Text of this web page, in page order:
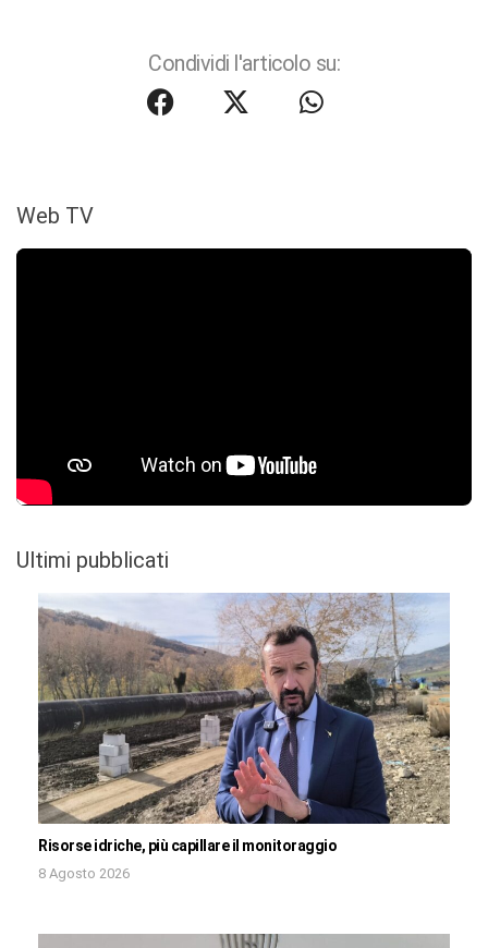
Condividi l'articolo su:
Web TV
Ultimi pubblicati
Risorse idriche, più capillare il monitoraggio
8 Agosto 2026